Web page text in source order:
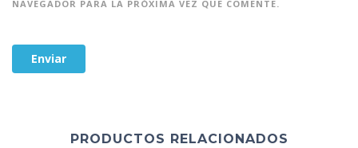
NAVEGADOR PARA LA PRÓXIMA VEZ QUE COMENTE.
PRODUCTOS RELACIONADOS